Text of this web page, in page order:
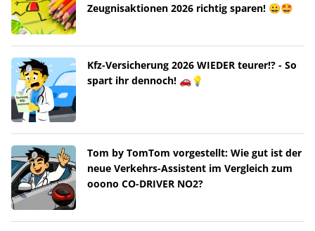
Zeugnisaktionen 2026 richtig sparen! 😀🤩
Kfz-Versicherung 2026 WIEDER teurer!? - So
spart ihr dennoch! 🚗💡
Tom by TomTom vorgestellt: Wie gut ist der
neue Verkehrs-Assistent im Vergleich zum
ooono CO-DRIVER NO2?